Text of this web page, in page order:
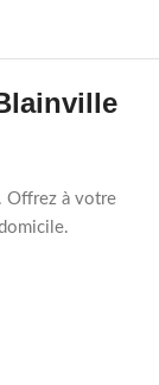
Offrez à votre